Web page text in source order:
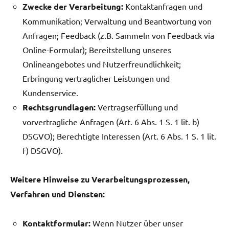
Zwecke der Verarbeitung: Kontaktanfragen und
Kommunikation; Verwaltung und Beantwortung von
Anfragen; Feedback (z.B. Sammeln von Feedback via
Online-Formular); Bereitstellung unseres
Onlineangebotes und Nutzerfreundlichkeit;
Erbringung vertraglicher Leistungen und
Kundenservice.
Rechtsgrundlagen: Vertragserfüllung und
vorvertragliche Anfragen (Art. 6 Abs. 1 S. 1 lit. b)
DSGVO); Berechtigte Interessen (Art. 6 Abs. 1 S. 1 lit.
f) DSGVO).
Weitere Hinweise zu Verarbeitungsprozessen,
Verfahren und Diensten:
Kontaktformular: Wenn Nutzer über unser